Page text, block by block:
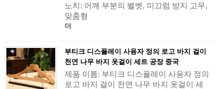
노치: 어깨 부분의 벨벳, 미끄럼 방지 고무,
맞춤형
더
부티크 디스플레이 사용자 정의 로고 바지 걸이
천연 나무 바지 옷걸이 세트 공장 중국
제품 이름: 부티크 디스플레이 사용자 정의
로고 바지 걸이 천연 나무 바지 옷걸이 세